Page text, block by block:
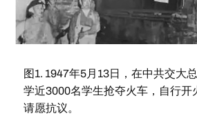
图1. 1947年5月13日，在中共交大
学近3000名学生抢夺火车，自行开
请愿抗议。